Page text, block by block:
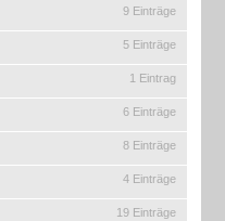
9 Einträge
5 Einträge
1 Eintrag
6 Einträge
8 Einträge
4 Einträge
19 Einträge